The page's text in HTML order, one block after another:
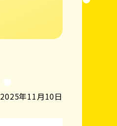
2025年11月10日